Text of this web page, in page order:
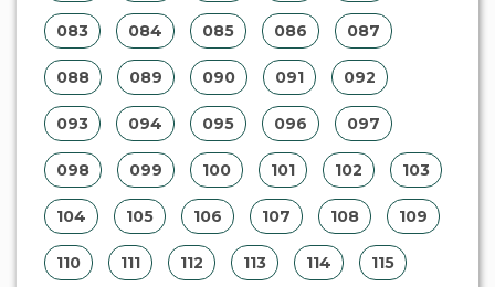
122 123 124 125 126 127
128 129 130 131 132
134 135 136 137 138
140 141 142 143 144 145
146 147 148 149 150 151
152 153 154 155 156 157